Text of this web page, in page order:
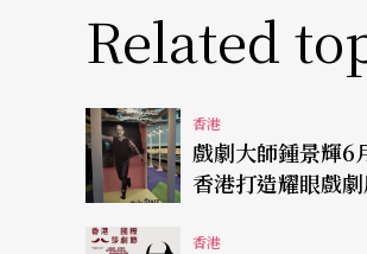
如此修訂，在加強藝團的流
能性。政府目前大力以KPI
成績上做出增長，才合乎當
各地城市亦不見增長，可以
Related
香港
戲劇大師鍾景輝6月初
香港打造耀眼戲
香港